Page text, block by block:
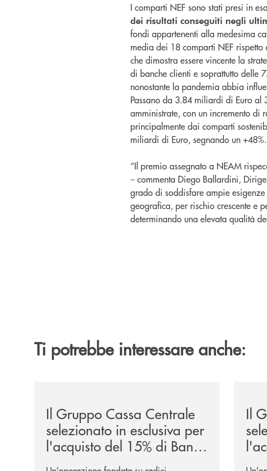
I comparti NEF sono stati presi in
dei risultati conseguiti negli
fondi appartenenti alla medesima
media dei 18 comparti NEF
che dimostra essere vincente la
di banche clienti e soprattutto delle
nonostante la pandemia abbia
Passano da 3.84 miliardi di Euro
amministrate, con un incremento di
principalmente dai comparti
miliardi di Euro, segnando un +48%.
“Il premio assegnato a NEAM
– commenta Diego Ballardini,
grado di soddisfare ampie
geografica, per rischio crescente e
determinando una elevata qualità
Ti potrebbe interessare anche:
Il Gruppo Cassa Centrale
selezionato in esclusiva per
l'acquisto del 15% di Banca
Cambiano 1884
Il